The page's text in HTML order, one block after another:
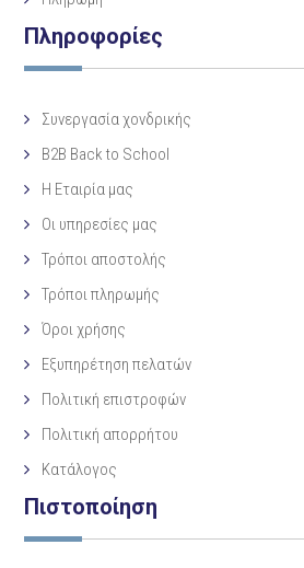
Πληροφορίες
Συνεργασία χονδρικής
B2B Back to School
Η Eταιρία μας
Οι υπηρεσίες μας
Τρόποι αποστολής
Τρόποι πληρωμής
Όροι χρήσης
Εξυπηρέτηση πελατών
Πολιτική επιστροφών
Πολιτική απορρήτου
Κατάλογος
Πιστοποίηση